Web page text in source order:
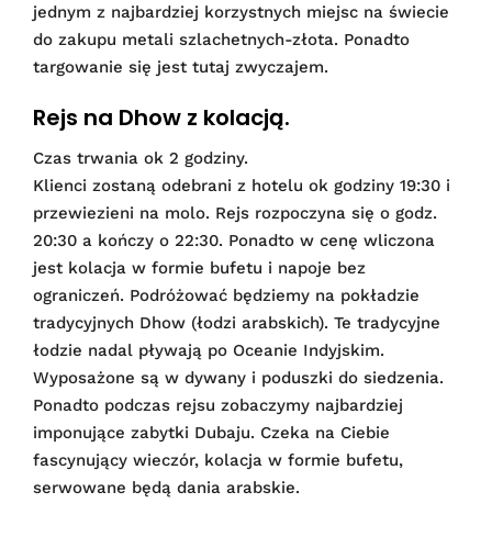
jednym z najbardziej korzystnych miejsc na świecie
do zakupu metali szlachetnych-złota. Ponadto
targowanie się jest tutaj zwyczajem.
Rejs na Dhow z kolacją.
Czas trwania ok 2 godziny.
Klienci zostaną odebrani z hotelu ok godziny 19:30 i
przewiezieni na molo. Rejs rozpoczyna się o godz.
20:30 a kończy o 22:30. Ponadto w cenę wliczona
jest kolacja w formie bufetu i napoje bez
ograniczeń. Podróżować będziemy na pokładzie
tradycyjnych Dhow (łodzi arabskich). Te tradycyjne
łodzie nadal pływają po Oceanie Indyjskim.
Wyposażone są w dywany i poduszki do siedzenia.
Ponadto podczas rejsu zobaczymy najbardziej
imponujące zabytki Dubaju. Czeka na Ciebie
fascynujący wieczór, kolacja w formie bufetu,
serwowane będą dania arabskie.